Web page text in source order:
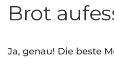
Brot
Ja, genau! Die beste